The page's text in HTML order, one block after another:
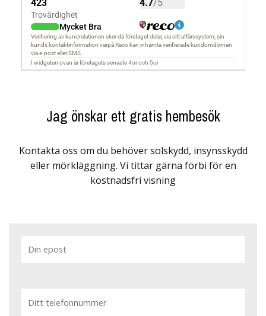
Jag önskar ett gratis hembesök
Kontakta oss om du behöver solskydd, insynsskydd
eller mörkläggning. Vi tittar gärna förbi för en
kostnadsfri visning